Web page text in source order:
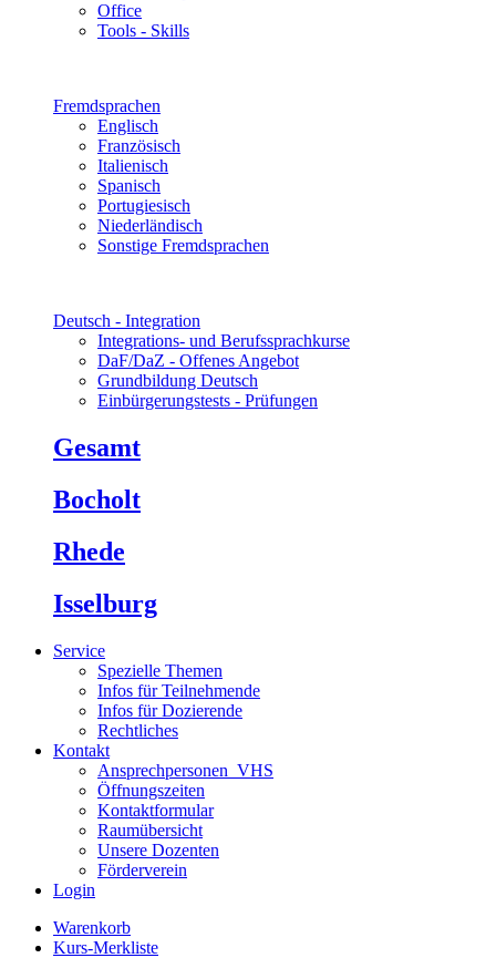
Office
Tools - Skills
Fremdsprachen
Englisch
Französisch
Italienisch
Spanisch
Portugiesisch
Niederländisch
Sonstige Fremdsprachen
Deutsch - Integration
Integrations- und Berufssprachkurse
DaF/DaZ - Offenes Angebot
Grundbildung Deutsch
Einbürgerungstests - Prüfungen
Gesamt
Bocholt
Rhede
Isselburg
Service
Spezielle Themen
Infos für Teilnehmende
Infos für Dozierende
Rechtliches
Kontakt
Ansprechpersonen_VHS
Öffnungszeiten
Kontaktformular
Raumübersicht
Unsere Dozenten
Förderverein
Login
Warenkorb
Kurs-Merkliste